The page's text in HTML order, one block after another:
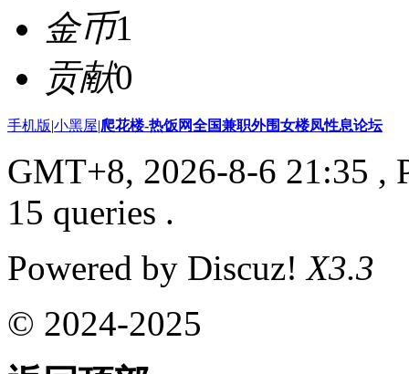
金币1
贡献0
手机版|小黑屋|爬花楼-热饭网全国兼职外围女楼凤性息论坛
GMT+8, 2026-8-6 21:35 ,
15 queries .
Powered by Discuz!X3.3
© 2024-2025